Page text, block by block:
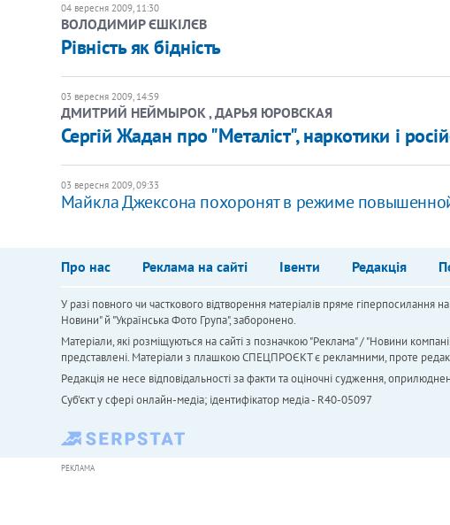
04 вересня 2009, 11:30
ВОЛОДИМИР ЄШКІЛЄВ
Рівність як бідність
03 вересня 2009, 14:59
ДМИТРИЙ НЕЙМЫРОК , ДАРЬЯ ЮРОВСКАЯ
Сергій Жадан про "Металіст", наркотики і
03 вересня 2009, 09:33
Майкла Джексона похоронят в режиме
Про нас Реклама на сайті Івенти Редакція
У разі повного чи часткового відтворення матеріалів пряме гіперпосилання
Новини" й "Українська Фото Група", заборонено.
Матеріали, які розміщуються на сайті з позначкою "Реклама" / "Новини
представлені. Матеріали з плашкою СПЕЦПРОЄКТ є рекламними, проте
Редакція не несе відповідальності за факти та оціночні судження,
Cуб'єкт у сфері онлайн-медіа; ідентифікатор медіа - R40-05097
РЕКЛАМА